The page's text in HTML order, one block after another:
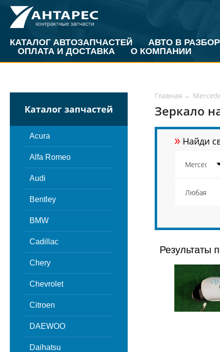
КАТАЛОГ АВТОЗАПЧАСТЕЙ
АВТО В РАЗБОР
ОПЛАТА И ДОСТАВКА
О КОМПАНИИ
Каталог запчастей
Acura
Alfa Romeo
Audi
Bentley
BMW
Cadillac
Chery
Chevrolet
Citroen
DAEWOO
Daihatsu
Главная ←
Зеркало
» Найди
Результаты